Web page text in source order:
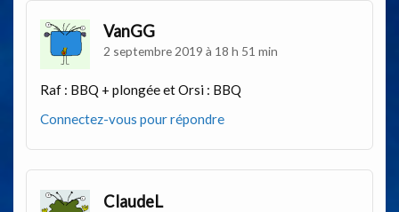
VanGG
2 septembre 2019 à 18 h 51 min
Raf : BBQ + plongée et Orsi : BBQ
Connectez-vous pour répondre
ClaudeL